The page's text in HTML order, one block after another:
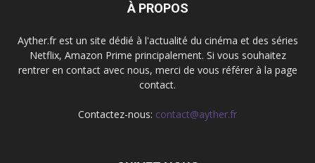
À PROPOS
Ayther.fr est un site dédié à l'actualité du cinéma et des séries
Netflix, Amazon Prime principalement. Si vous souhaitez
rentrer en contact avec nous, merci de vous référer à la page
contact.
Contactez-nous: contact@ayther.fr